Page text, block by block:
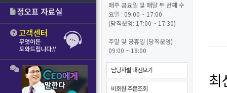
매주 금요일 및 매달 두 번째 수
요일 : 09:00 ~ 17:00
(당직운영: 17:00 ~ 17:30)
주말 및 공휴일 (당직운영) :
09:00 ~ 18:00
담당자별 내선보기
비회원 주문조회 최